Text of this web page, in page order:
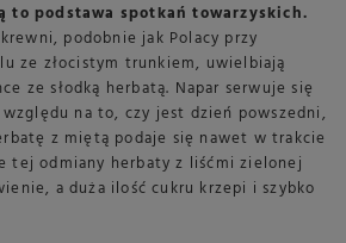
to podstawa spotkań towarzyskich.
podobnie jak Polacy przy
ze złocistym trunkiem, uwielbiają
ze słodką herbatą. Napar serwuje się
na to, czy jest dzień powszedni,
z miętą podaje się nawet w trakcie
tej odmiany herbaty z liśćmi zielonej
a duża ilość cukru krzepi i szybko